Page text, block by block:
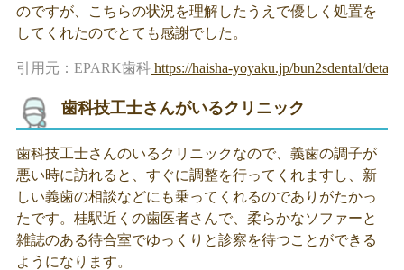
のですが、こちらの状況を理解したうえで優しく処置を
してくれたのでとても感謝でした。
引用元：EPARK歯科 https://haisha-yoyaku.jp/bun2sdental/
歯科技工士さんがいるクリニック
歯科技工士さんのいるクリニックなので、義歯の調子が
悪い時に訪れると、すぐに調整を行ってくれますし、新
しい義歯の相談などにも乗ってくれるのでありがたかっ
たです。桂駅近くの歯医者さんで、柔らかなソファーと
雑誌のある待合室でゆっくりと診察を待つことができる
ようになります。